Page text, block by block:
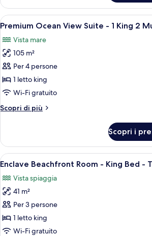
oceano
Deluxe,
letto
balcone,
vista
Apri
tutte
le
foto
per
Premium
Ocean
Suite
King
2
Beds
Una
8
Premium Ocean View Suite - 1 King 2
Vista mare
105 m²
Per 4 persone
1 letto king
Wi-Fi gratuito
Scopri di più
Altri
Ocean
View
Suite
King
Murphy
Beds
Scopri i
Apri
tutte
le
foto
per
Enclave
Beachfront
Una
10
Enclave Beachfront Room - King Bed -
Vista spiaggia
41 m²
Per 3 persone
1 letto king
Wi-Fi gratuito